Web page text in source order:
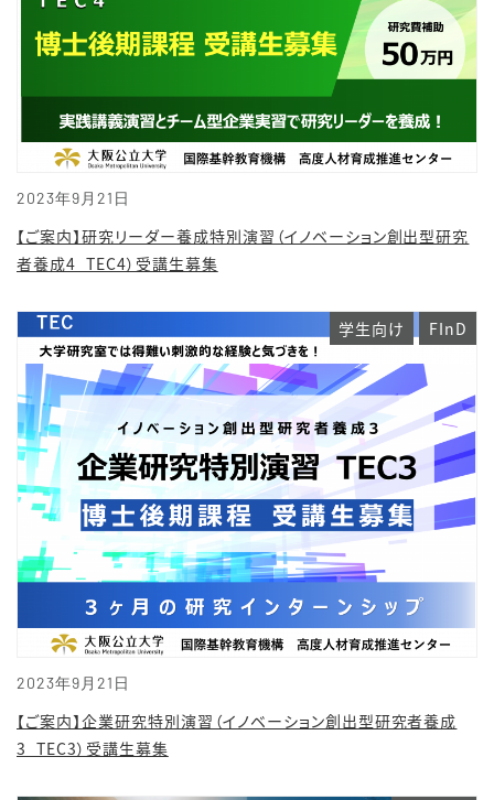
2023年9月21日
【ご案内】研究リーダー養成特別演習（イノベーション創出型研究
者養成4_TEC4）受講生募集
2023年9月21日
学生向け FInD
【ご案内】企業研究特別演習（イノベーション創出型研究者養成
3_TEC3）受講生募集